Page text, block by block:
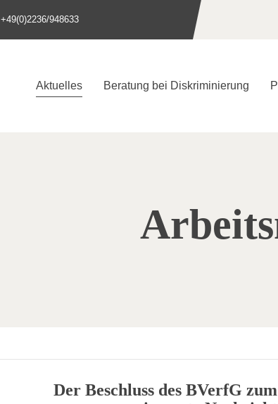
+49(0)2236/948633
Aktuelles Beratung bei Diskriminierung
Der Beschluss des BVerfG